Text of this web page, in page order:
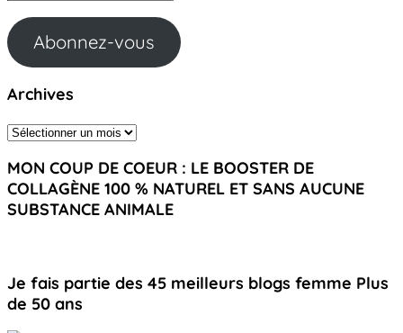
mail
Abonnez-vous
Archives
Archives
MON COUP DE COEUR : LE BOOSTER DE
COLLAGÈNE 100 % NATUREL ET SANS AUCUNE
SUBSTANCE ANIMALE
Je fais partie des 45 meilleurs blogs femme Plus
de 50 ans